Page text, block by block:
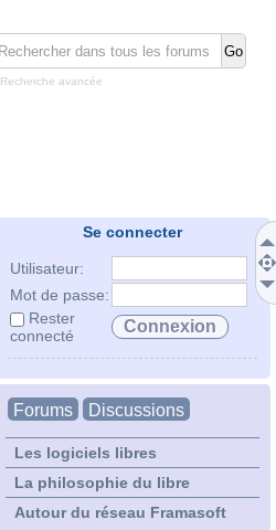
Recherche avancée
Se connecter
Utilisateur:
Mot de passe:
Rester
connecté
Forums Discussions
Les logiciels libres
La philosophie du libre
Autour du réseau Framasoft